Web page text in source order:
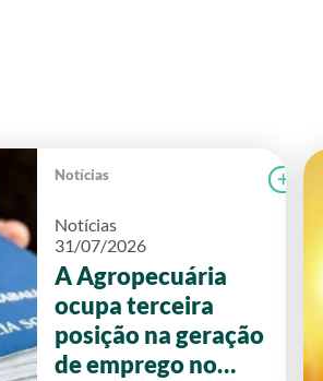
Notícias
Notícias
31/07/2026
A Agropecuária
ocupa terceira
posição na geração
de emprego no